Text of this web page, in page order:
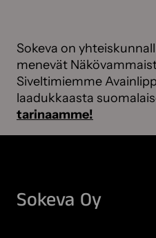
Sokeva on
menevät
Siveltimiemme
laadukkaasta
tarinaamme!
Sokeva Oy